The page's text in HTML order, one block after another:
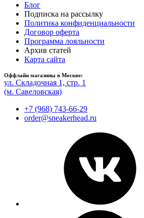
Блог
Подписка на рассылку
Политика конфиденциальности
Договор оферта
Программа лояльности
Архив статей
Карта сайта
Оффлайн магазины в Москве:
ул. Складочная 1, стр. 1
(м. Савеловская)
+7 (968) 743-66-29
order@sneakerhead.ru